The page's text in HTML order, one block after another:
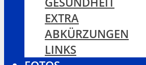
EXTRA
ABKÜRZUNGEN
LINKS